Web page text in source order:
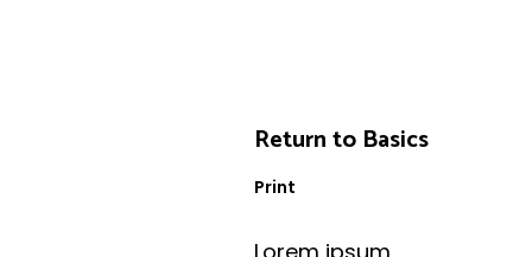
Return to Basics
Print